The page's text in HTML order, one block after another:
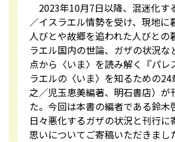
2023年10月7日以降、混迷化す
／イスラエル情勢を受け、現地に
人びとや故郷を追われた人びとの
ラエル国内の世論、ガザの状況な
点から〈いま〉を読み解く『パレ
ラエルの〈いま〉を知るための
之／児玉恵美編著、明石書店）が
た。今回は本書の編者である鈴木
日々悪化するガザの状況と刊行に
思いについてご寄稿いただきまし